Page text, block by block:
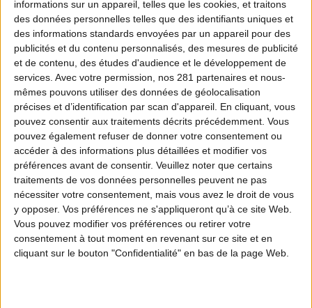
informations sur un appareil, telles que les cookies, et traitons
des données personnelles telles que des identifiants uniques et
des informations standards envoyées par un appareil pour des
publicités et du contenu personnalisés, des mesures de publicité
et de contenu, des études d'audience et le développement de
services. Avec votre permission, nos 281 partenaires et nous-
mêmes pouvons utiliser des données de géolocalisation
précises et d’identification par scan d'appareil. En cliquant, vous
pouvez consentir aux traitements décrits précédemment. Vous
pouvez également refuser de donner votre consentement ou
accéder à des informations plus détaillées et modifier vos
préférences avant de consentir. Veuillez noter que certains
traitements de vos données personnelles peuvent ne pas
nécessiter votre consentement, mais vous avez le droit de vous
y opposer. Vos préférences ne s'appliqueront qu’à ce site Web.
Vous pouvez modifier vos préférences ou retirer votre
consentement à tout moment en revenant sur ce site et en
cliquant sur le bouton "Confidentialité" en bas de la page Web.